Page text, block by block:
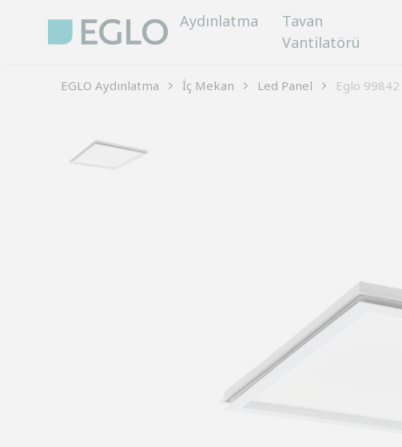
Aydınlatma
Tavan
Vantilatörü
EGLO Aydınlatma İç Mekan Led Panel Eglo